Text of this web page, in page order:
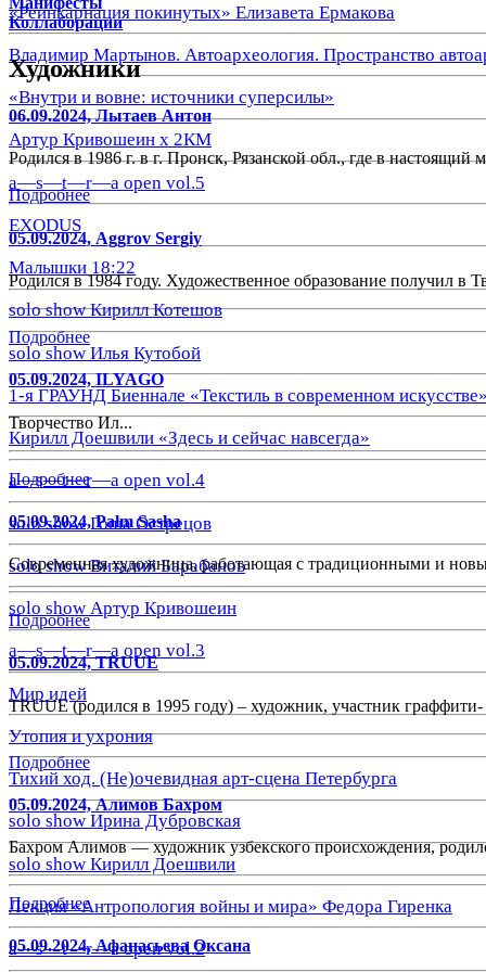
«Реинкарнация покинутых» Елизавета Ермакова
Владимир Мартынов. Автоархеология. Пространство
«Внутри и вовне: источники суперсилы»
Артур Кривошеин х 2КМ
a—s—t—r—a open vol.5
EXODUS
Малышки 18:22
solo show Кирилл Котешов
solo show Илья Кутобой
1-я ГРАУНД Биеннале «Текстиль в современном искусстве»
Кирилл Доешвили «Здесь и сейчас навсегда»
a—s—t—r—a open vol.4
solo show Гоша Острецов
solo show Виталий Барабанов
solo show Артур Кривошеин
a—s—t—r—a open vol.3
Мир идей
Утопия и ухрония
Тихий ход. (Не)очевидная арт-сцена Петербурга
solo show Ирина Дубровская
solo show Кирилл Доешвили
Лекция «Антропология войны и мира» Федора Гиренка
a—s—t—r—a open vol.2
Коллаборации
Художники
06.09.2024, Лытаев Антон
Родился в 1986 г. в г. Пронск, Рязанской обл., где в настоящий
Подробнее
05.09.2024, Aggrov Sergiy
Родился в 1984 году. Художественное образование получил
Подробнее
05.09.2024, ILYAGO
Творчество Ил...
Подробнее
05.09.2024, Palm Sasha
Современная художница, работающая с традиционными и
Подробнее
05.09.2024, TRUUE
TRUUE(родился в 1995 году) – художник, участник
Подробнее
05.09.2024, Алимов Бахром
Бахром Алимов — художник узбекского происхождения,
Подробнее
05.09.2024, Афанасьева Оксана